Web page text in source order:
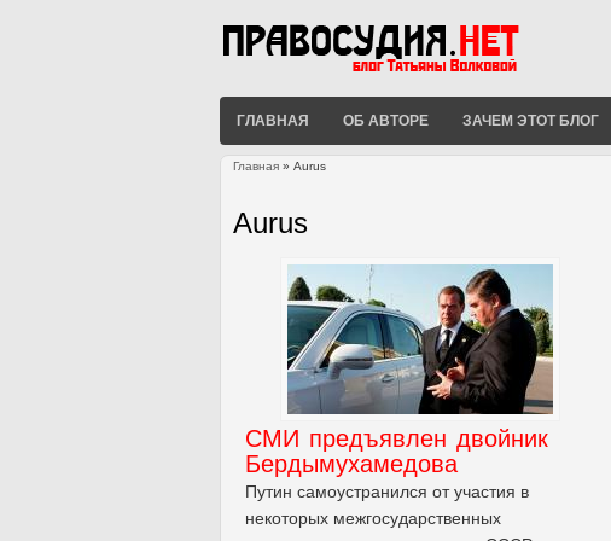
ГЛАВНАЯ ОБ АВТОРЕ ЗАЧЕМ ЭТОТ БЛОГ
Главная » Aurus
Aurus
СМИ предъявлен двойник
Бердымухамедова
Путин самоустранился от участия в
некоторых межгосударственных